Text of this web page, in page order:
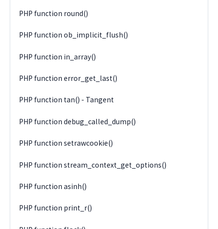
PHP function round()
PHP function ob_implicit_flush()
PHP function in_array()
PHP function error_get_last()
PHP function tan() - Tangent
PHP function debug_called_dump()
PHP function setrawcookie()
PHP function stream_context_get_options()
PHP function asinh()
PHP function print_r()